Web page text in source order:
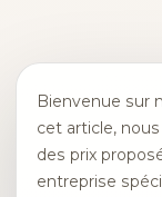
Bienvenue sur
cet article,
des prix
entreprise